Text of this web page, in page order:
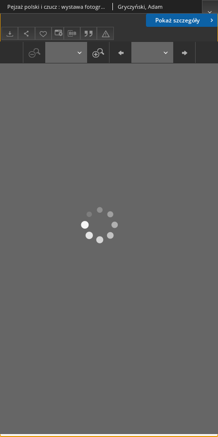
Pokaż szczegóły
Pejzaż polski i czucz : wystawa fotograficzna Leszka Dziedzica Gryczyński, Adam